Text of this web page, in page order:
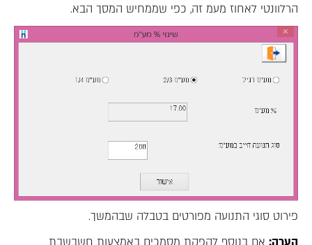
הרלוונטי לאחוז מעמ זה, כפי שממחיש המסך הבא.
פירוט סוגי התנועה מפורטים בטבלה שבהמשך.